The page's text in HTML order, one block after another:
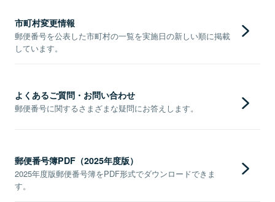
市町村変更情報
郵便番号を公表した市町村の一覧を実施日の新しい順に掲載
しています。
よくあるご質問・お問い合わせ
郵便番号に関するさまざまな疑問にお答えします。
郵便番号簿PDF（2025年度版）
2025年度版郵便番号簿をPDF形式でダウンロードできま
す。